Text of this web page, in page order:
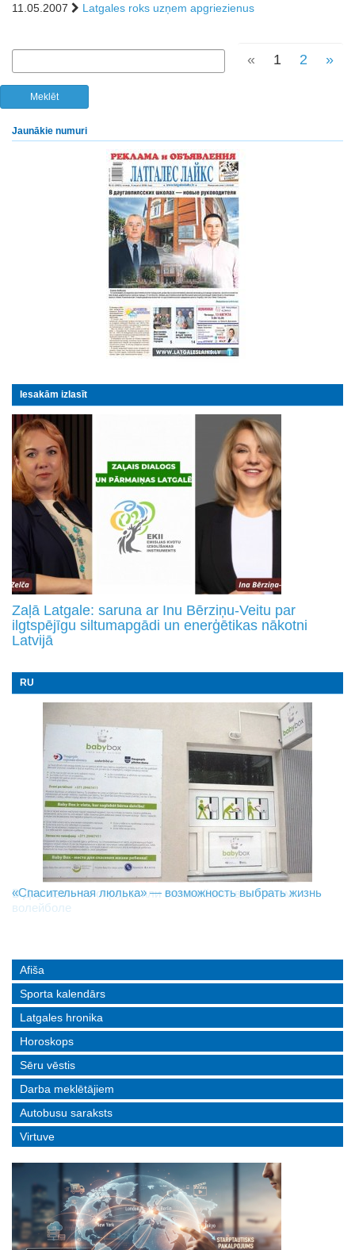
11.05.2007
Latgales roks uzņem apgriezienus
« 1 2 »
Jaunākie numuri
Iesakām izlasīt
Zaļā Latgale: saruna ar Inu Bērziņu-Veitu par
ilgtspējīgu siltumapgādi un enerģētikas nākotni
Latvijā
RU
В Даугавпилсе определили сильнейших в пляжном
волейболе
«Спасительная люлька» — возможность выбрать жизнь
Новое поколение пограничников: Даугавпилсское
управление пополнили молодые специалисты
Afiša
Sporta kalendārs
Latgales hronika
Horoskops
Sēru vēstis
Darba meklētājiem
Autobusu saraksts
Virtuve